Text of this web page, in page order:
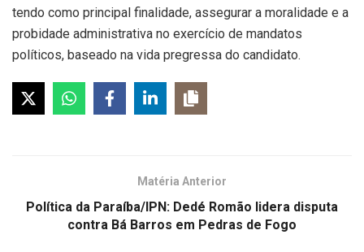
tendo como principal finalidade, assegurar a moralidade e a
probidade administrativa no exercício de mandatos
políticos, baseado na vida pregressa do candidato.
Matéria Anterior
Política da Paraíba/IPN: Dedé Romão lidera disputa
contra Bá Barros em Pedras de Fogo